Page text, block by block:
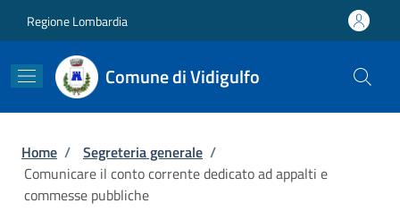
Regione Lombardia
Comune di Vidigulfo
Briciole di pane
Home / Segreteria generale /
Comunicare il conto corrente dedicato ad appalti e
commesse pubbliche